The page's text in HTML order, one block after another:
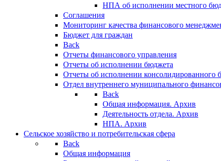
НПА об исполнении местного
Соглашения
Мониторинг качества финансового
Бюджет для граждан
Back
Отчеты финансового управления
Отчеты об исполнении бюджета
Отчеты об исполнении консолидированного
Отдел внутреннего муниципального
Back
Общая информация. Архив
Деятельность отдела. Архив
НПА. Архив
Сельское хозяйство и потребительская сфера
Back
Общая информация